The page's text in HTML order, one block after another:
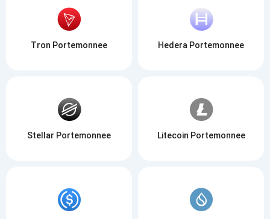
Tron Portemonnee Hedera Portemonnee
Stellar Portemonnee Litecoin Portemonnee